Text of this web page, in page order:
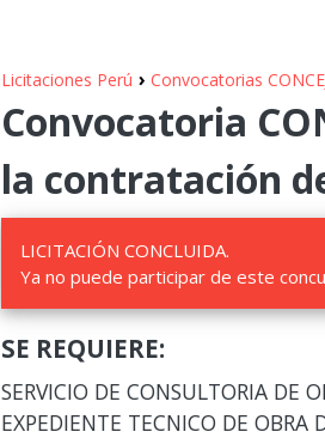
Licitaciones Perú › Convocatorias
Convocatoria
la contratación
LICITACIÓN CONCLUIDA.
Ya no puede participar de este
SE REQUIERE:
SERVICIO DE CONSULTORIA DE
EXPEDIENTE TECNICO DE OBRA